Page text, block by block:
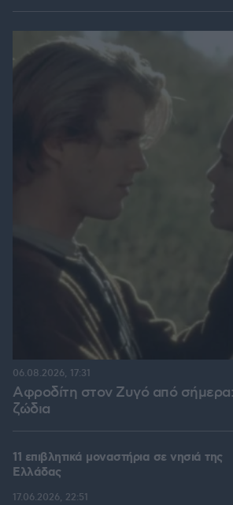
Αφροδίτη στον Ζυγό από
ζώδια
06.08.2026, 17:31
11 επιβλητικά μοναστήρια σε νησιά της
Ελλάδας
17.06.2026, 22:51